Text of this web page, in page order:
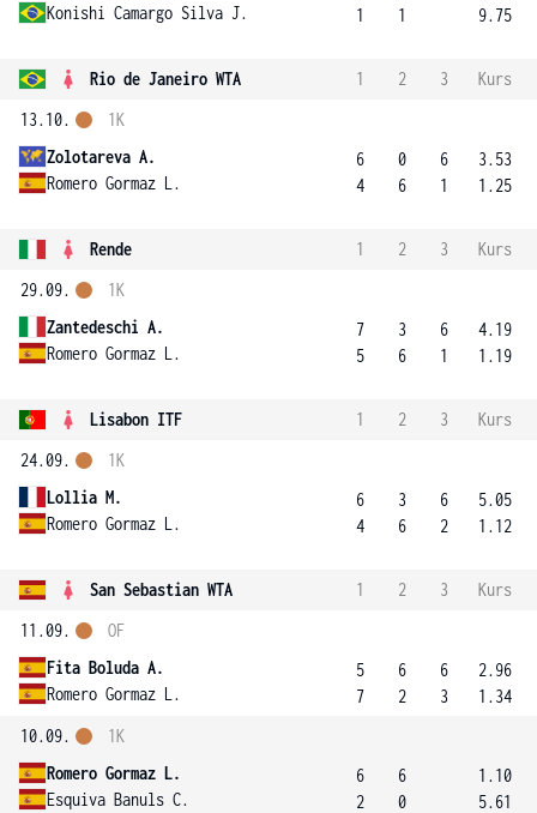
Konishi Camargo Silva J.
1
1
9.75
Rio de Janeiro WTA 1 2 3
Kurs
13.10.
Zolotareva A.
Romero Gormaz L.
1K
6
4
0
6
6
1
3.53
1.25
Rende 1 2 3
Kurs
29.09.
Zantedeschi A.
Romero Gormaz L.
1K
7
5
3
6
6
1
4.19
1.19
Lisabon ITF 1 2 3
Kurs
24.09.
Lollia M.
Romero Gormaz L.
1K
6
4
3
6
6
2
5.05
1.12
San Sebastian WTA 1 2 3
Kurs
11.09.
Fita Boluda A.
Romero Gormaz L.
OF
5
7
6
2
6
3
2.96
1.34
10.09.
Romero Gormaz L.
Esquiva Banuls C.
1K
6
2
6
0
1.10
5.61